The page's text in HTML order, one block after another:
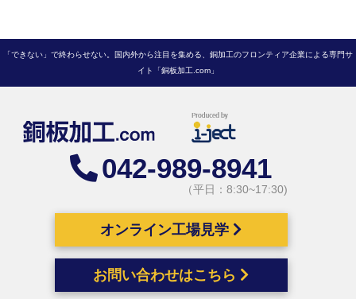
「できない」で終わらせない。国内外から注目を集める、銅加工のフロンティア企業による専門サ
イト「銅板加工.com」
042-989-8941
（平日：8:30~17:30)
オンライン工場見学
お問い合わせはこちら